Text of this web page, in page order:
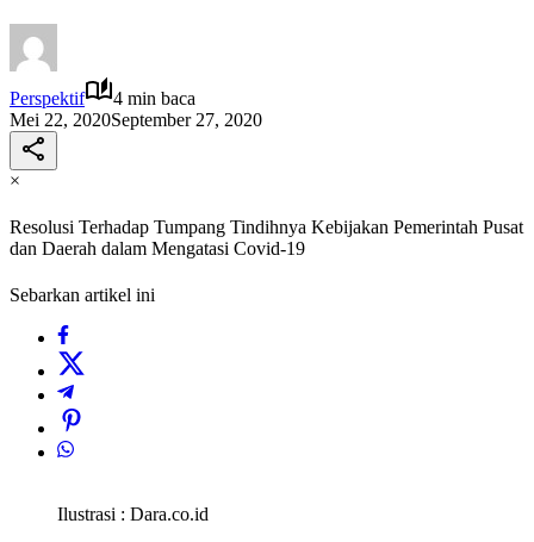
Perspektif
4 min baca
Mei 22, 2020September 27, 2020
×
Resolusi Terhadap Tumpang Tindihnya Kebijakan Pemerintah Pusat
dan Daerah dalam Mengatasi Covid-19
Sebarkan artikel ini
Ilustrasi : Dara.co.id